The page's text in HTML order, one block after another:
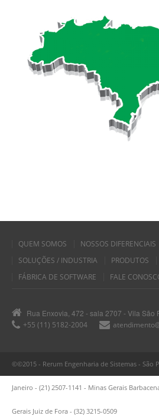
QUEM SOMOS
NOSSOS DIFERENCIAIS
SOLUÇÕES / INDUSTRIA
PRODUTOS
FÁBRICA DE SOFTWARE
FALE
Rua Enxovia, 472 - sala 2707 - Vila São
+55 (11) 5182-2004
©©2015 - Rerum Engenharia de Sistemas - São
Janeiro - (21) 2507-1141 - Minas Gerais
Gerais Juiz de Fora - (32) 3215-0509